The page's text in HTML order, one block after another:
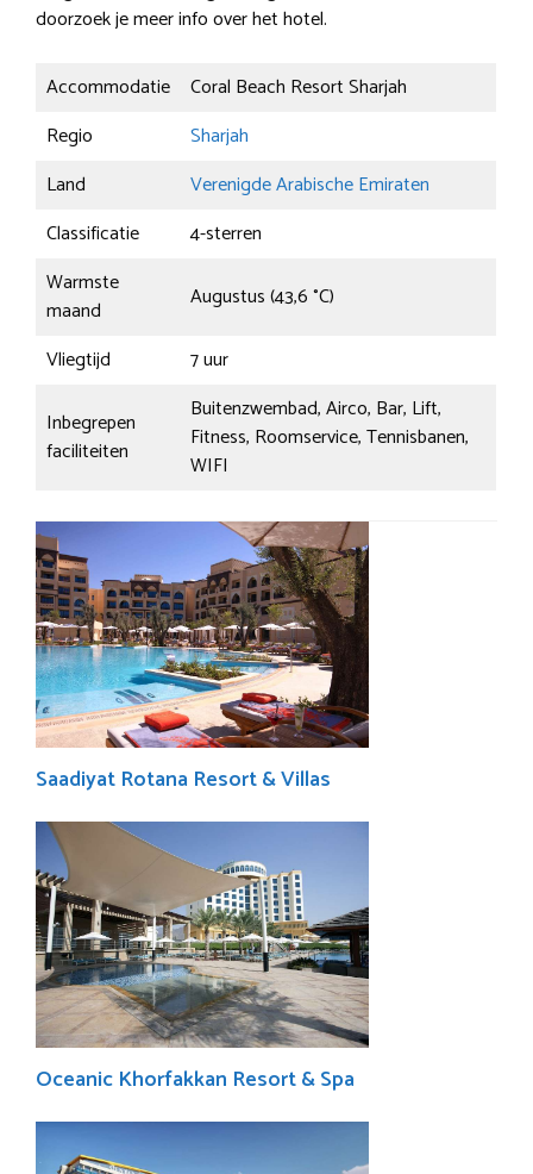
doorzoek je meer info over het hotel.
Accommodatie
Coral Beach Resort Sharjah
Regio
Sharjah
Land
Verenigde Arabische Emiraten
Classificatie
4-sterren
Warmste
maand
Augustus (43,6 °C)
Vliegtijd
7 uur
Inbegrepen
faciliteiten
Buitenzwembad, Airco, Bar, Lift,
Fitness, Roomservice, Tennisbanen,
WIFI
Saadiyat Rotana Resort & Villas
Oceanic Khorfakkan Resort & Spa